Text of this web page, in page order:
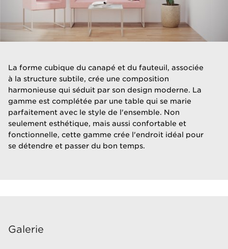
La forme cubique du canapé et du fauteuil, associée
à la structure subtile, crée une composition
harmonieuse qui séduit par son design moderne. La
gamme est complétée par une table qui se marie
parfaitement avec le style de l'ensemble. Non
seulement esthétique, mais aussi confortable et
fonctionnelle, cette gamme crée l'endroit idéal pour
se détendre et passer du bon temps.
Galerie